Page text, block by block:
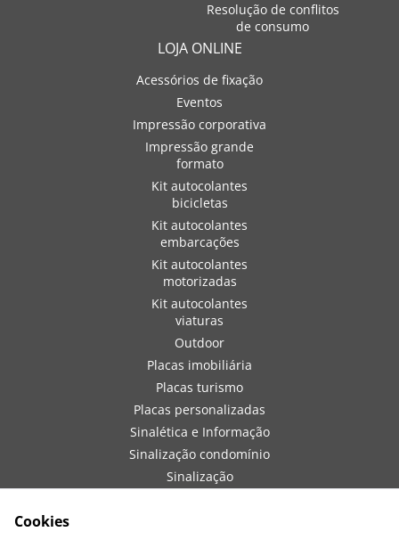
Resolução de conflitos
de consumo
LOJA ONLINE
Acessórios de fixação
Eventos
Impressão corporativa
Impressão grande
formato
Kit autocolantes
bicicletas
Kit autocolantes
embarcações
Kit autocolantes
motorizadas
Kit autocolantes
viaturas
Outdoor
Placas imobiliária
Placas turismo
Placas personalizadas
Sinalética e Informação
Sinalização condomínio
Sinalização
embarcações
Cookies